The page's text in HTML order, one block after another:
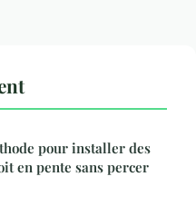
pour installer des
en pente sans percer